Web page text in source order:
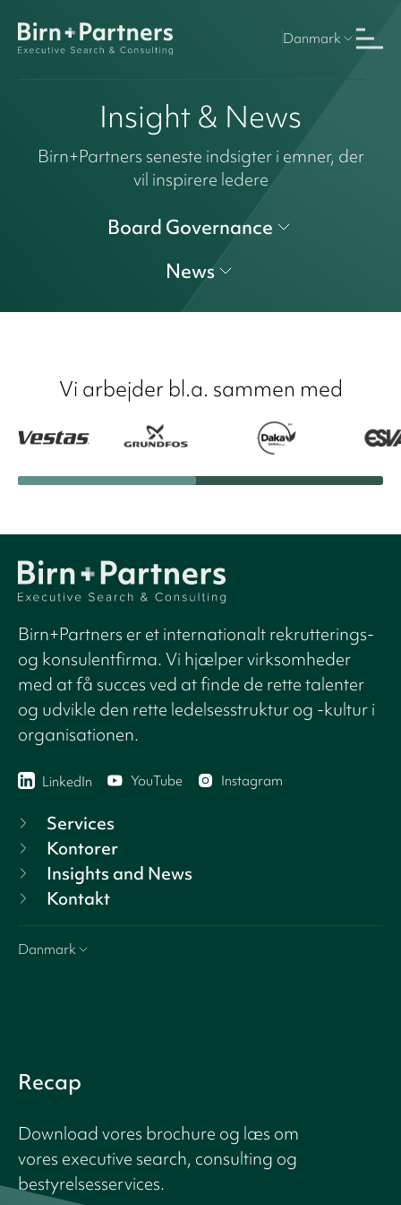
Danmark
Insight & News
Birn+Partners seneste indsigter i emner, der
vil inspirere ledere
Board Governance
News
Vi arbejder bl.a. sammen med
Birn+Partners er et internationalt rekrutterings-
og konsulentfirma. Vi hjælper virksomheder
med at få succes ved at finde de rette talenter
og udvikle den rette ledelsesstruktur og -kultur i
organisationen.
LinkedIn YouTube Instagram
Services
Kontorer
Insights and News
Kontakt
Danmark
Recap
Download vores brochure og læs om
vores executive search, consulting og
bestyrelsesservices.